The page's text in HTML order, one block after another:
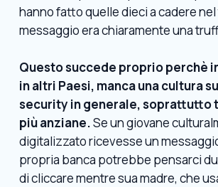
hanno fatto quelle dieci a cadere
messaggio era chiaramente una
Questo succede proprio perchè
in altri Paesi, manca una cultura
security in generale, soprattutto
più anziane.Se un giovane
digitalizzato ricevesse un
propria banca potrebbe pensarci
di cliccare mentre sua madre, che